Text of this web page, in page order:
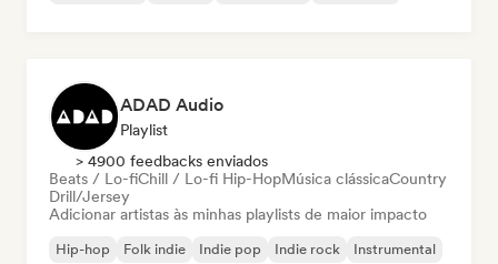
ADAD Audio
Playlist
> 4900 feedbacks enviados
Beats / Lo-fiChill / Lo-fi Hip-HopMúsica clássicaCountry
Drill/Jersey
Adicionar artistas às minhas playlists de maior impacto
Hip-hop Folk indie Indie pop Indie rock
Instrumental